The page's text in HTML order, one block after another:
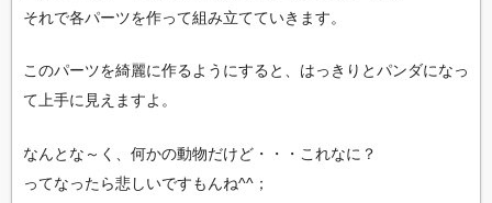
それで各パーツを作って組み立てていきます。
このパーツを綺麗に作るようにすると、はっきりとパンダになっ
て上手に見えますよ。
なんとな～く、何かの動物だけど・・・これなに？
ってなったら悲しいですもんね^^；